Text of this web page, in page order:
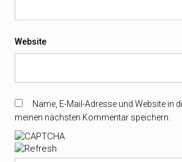
Website
Name, E-Mail-Adresse und Website in
meinen nächsten Kommentar speichern.